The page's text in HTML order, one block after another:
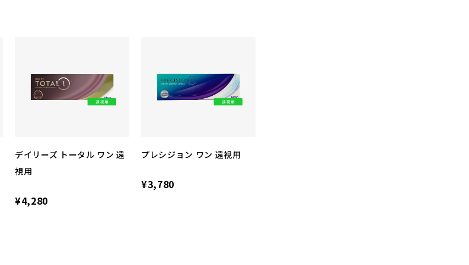
デイリーズ トータル ワン 遠
視用
¥4,280
プレシジョン ワン 遠視用
¥3,780